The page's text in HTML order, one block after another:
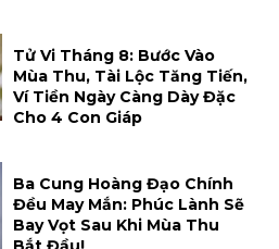
Tử Vi Tháng 8: Bước Vào
Mùa Thu, Tài Lộc Tăng Tiến,
Ví Tiền Ngày Càng Dày Đặc
Cho 4 Con Giáp
Ba Cung Hoàng Đạo Chính
Đều May Mắn: Phúc Lành Sẽ
Bay Vọt Sau Khi Mùa Thu